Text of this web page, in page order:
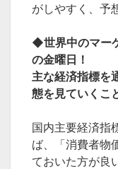
がしやすく、予
◆世界中のマー
の金曜日！
主な経済指標を
態を見ていくこ
国内主要経済指
ば、「消費者物
ておいた方が良